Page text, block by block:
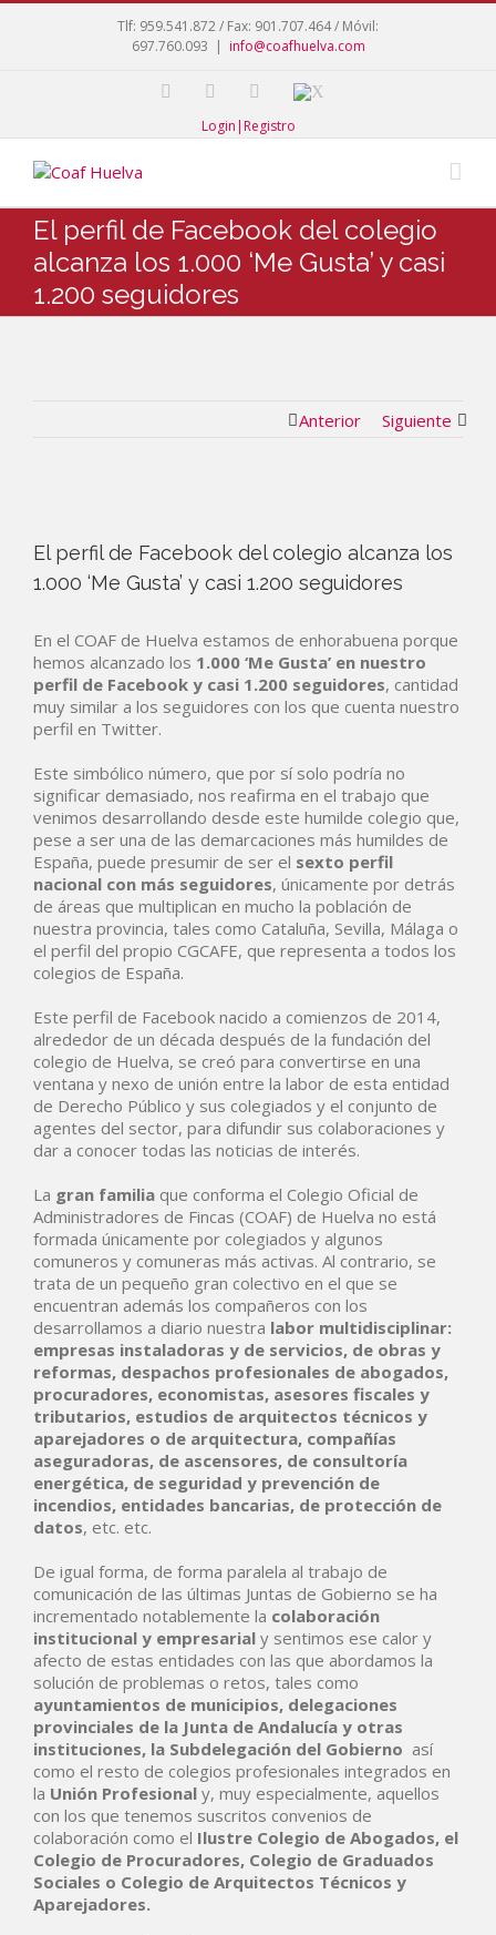
Tlf: 959.541.872 / Fax: 901.707.464 / Móvil:
697.760.093 | info@coafhuelva.com
Login|Registro
El perfil de Facebook del colegio
alcanza los 1.000 ‘Me Gusta’ y casi
1.200 seguidores
Anterior Siguiente
El perfil de Facebook del colegio alcanza los
1.000 ‘Me Gusta’ y casi 1.200 seguidores
En el COAF de Huelva estamos de enhorabuena porque
hemos alcanzado los 1.000 ‘Me Gusta’ en nuestro
perfil de Facebook y casi 1.200 seguidores, cantidad
muy similar a los seguidores con los que cuenta nuestro
perfil en Twitter.
Este simbólico número, que por sí solo podría no
significar demasiado, nos reafirma en el trabajo que
venimos desarrollando desde este humilde colegio que,
pese a ser una de las demarcaciones más humildes de
España, puede presumir de ser el sexto perfil
nacional con más seguidores, únicamente por detrás
de áreas que multiplican en mucho la población de
nuestra provincia, tales como Cataluña, Sevilla, Málaga o
el perfil del propio CGCAFE, que representa a todos los
colegios de España.
Este perfil de Facebook nacido a comienzos de 2014,
alrededor de un década después de la fundación del
colegio de Huelva, se creó para convertirse en una
ventana y nexo de unión entre la labor de esta entidad
de Derecho Público y sus colegiados y el conjunto de
agentes del sector, para difundir sus colaboraciones y
dar a conocer todas las noticias de interés.
La gran familia que conforma el Colegio Oficial de
Administradores de Fincas (COAF) de Huelva no está
formada únicamente por colegiados y algunos
comuneros y comuneras más activas. Al contrario, se
trata de un pequeño gran colectivo en el que se
encuentran además los compañeros con los
desarrollamos a diario nuestra labor multidisciplinar:
empresas instaladoras y de servicios, de obras y
reformas, despachos profesionales de abogados,
procuradores, economistas, asesores fiscales y
tributarios, estudios de arquitectos técnicos y
aparejadores o de arquitectura, compañías
aseguradoras, de ascensores, de consultoría
energética, de seguridad y prevención de
incendios, entidades bancarias, de protección de
datos, etc. etc.
De igual forma, de forma paralela al trabajo de
comunicación de las últimas Juntas de Gobierno se ha
incrementado notablemente la colaboración
institucional y empresarial y sentimos ese calor y
afecto de estas entidades con las que abordamos la
solución de problemas o retos, tales como
ayuntamientos de municipios, delegaciones
provinciales de la Junta de Andalucía y otras
instituciones, la Subdelegación del Gobierno así
como el resto de colegios profesionales integrados en
la Unión Profesional y, muy especialmente, aquellos
con los que tenemos suscritos convenios de
colaboración como el Ilustre Colegio de Abogados, el
Colegio de Procuradores, Colegio de Graduados
Sociales o Colegio de Arquitectos Técnicos y
Aparejadores.